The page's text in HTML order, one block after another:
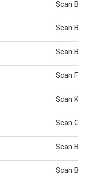
Scan
Scan
Scan
Scan
Scan
Scan
Scan
Scan